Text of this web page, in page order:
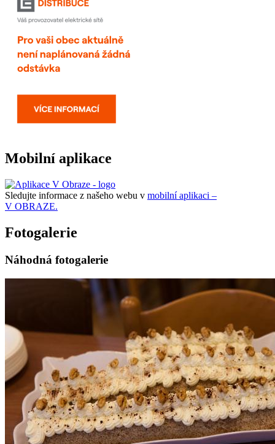
Mobilní aplikace
Sledujte informace z našeho webu v mobilní aplikaci –
V OBRAZE.
Fotogalerie
Náhodná fotogalerie